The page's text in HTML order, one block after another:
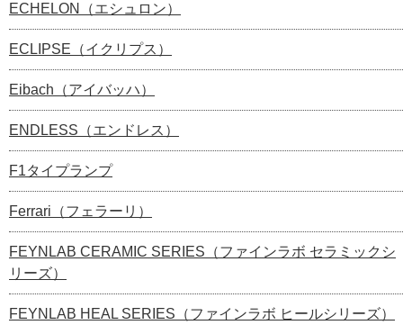
ECHELON（エシュロン）
ECLIPSE（イクリプス）
Eibach（アイバッハ）
ENDLESS（エンドレス）
F1タイプランプ
Ferrari（フェラーリ）
FEYNLAB CERAMIC SERIES（ファインラボ セラミックシ
リーズ）
FEYNLAB HEAL SERIES（ファインラボ ヒールシリーズ）